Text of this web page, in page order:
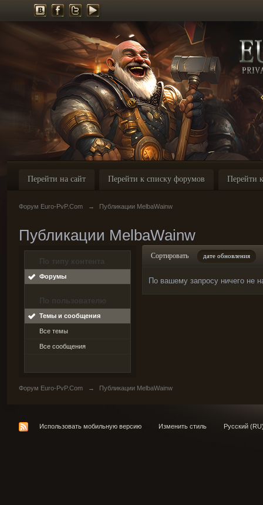
Перейти на сайт Перейти к списку форумов Перейти
Форум Euro-PvP.Com → Публикации MelbaWainw
Публикации MelbaWainw
По типу контента
Форумы
По пользователю
Темы и сообщения
Все темы
Все сообщения
Сортировать дате обновления
По вашему запросу ничего не
Форум Euro-PvP.Com → Публикации MelbaWainw
Использовать мобильную версию Изменить стиль Русский